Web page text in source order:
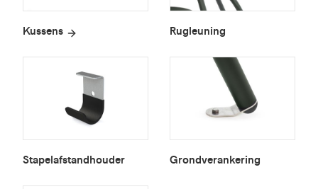
Kussens Rugleuning
Stapelafstandhouder Grondverankering